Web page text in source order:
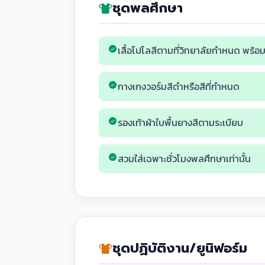
ชุดพลศึกษา
เสื้อโปโลสีตามที่วิทยาลัยกำหนด พร้อ
กางเกงวอร์มสีดำหรือสีที่กำหนด
รองเท้าผ้าใบพื้นยางสีตามระเบียบ
สวมใส่เฉพาะชั่วโมงพลศึกษาเท่านั้น
ชุดปฏิบัติงาน/ยูนิฟอร์ม